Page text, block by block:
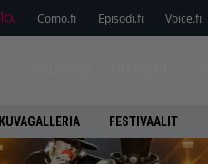
Como.fi Episodi.fi Voice.fi
KUVAGALLERIA FESTIVAALIT